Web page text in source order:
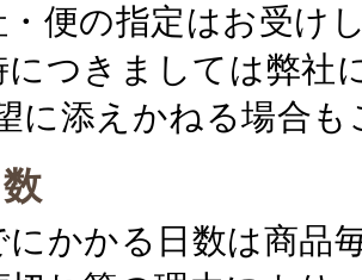
便の指定はお受け
につきましては弊社
に添えかねる場合
にかかる日数は商品